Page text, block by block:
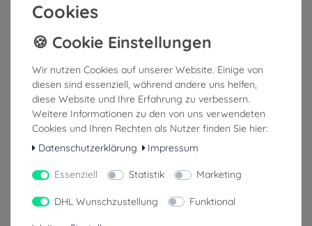
Cookies
Wir nutzen Cookies auf unserer Website. Einige von
diesen sind essenziell, während andere uns helfen,
diese Website und Ihre Erfahrung zu verbessern.
Weitere Informationen zu den von uns verwendeten
Cookies und Ihren Rechten als Nutzer finden Sie hier:
Datenschutzerklärung
Impressum
Essenziell Statistik Marketing
DHL Wunschzustellung Funktional